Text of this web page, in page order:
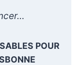
POUR